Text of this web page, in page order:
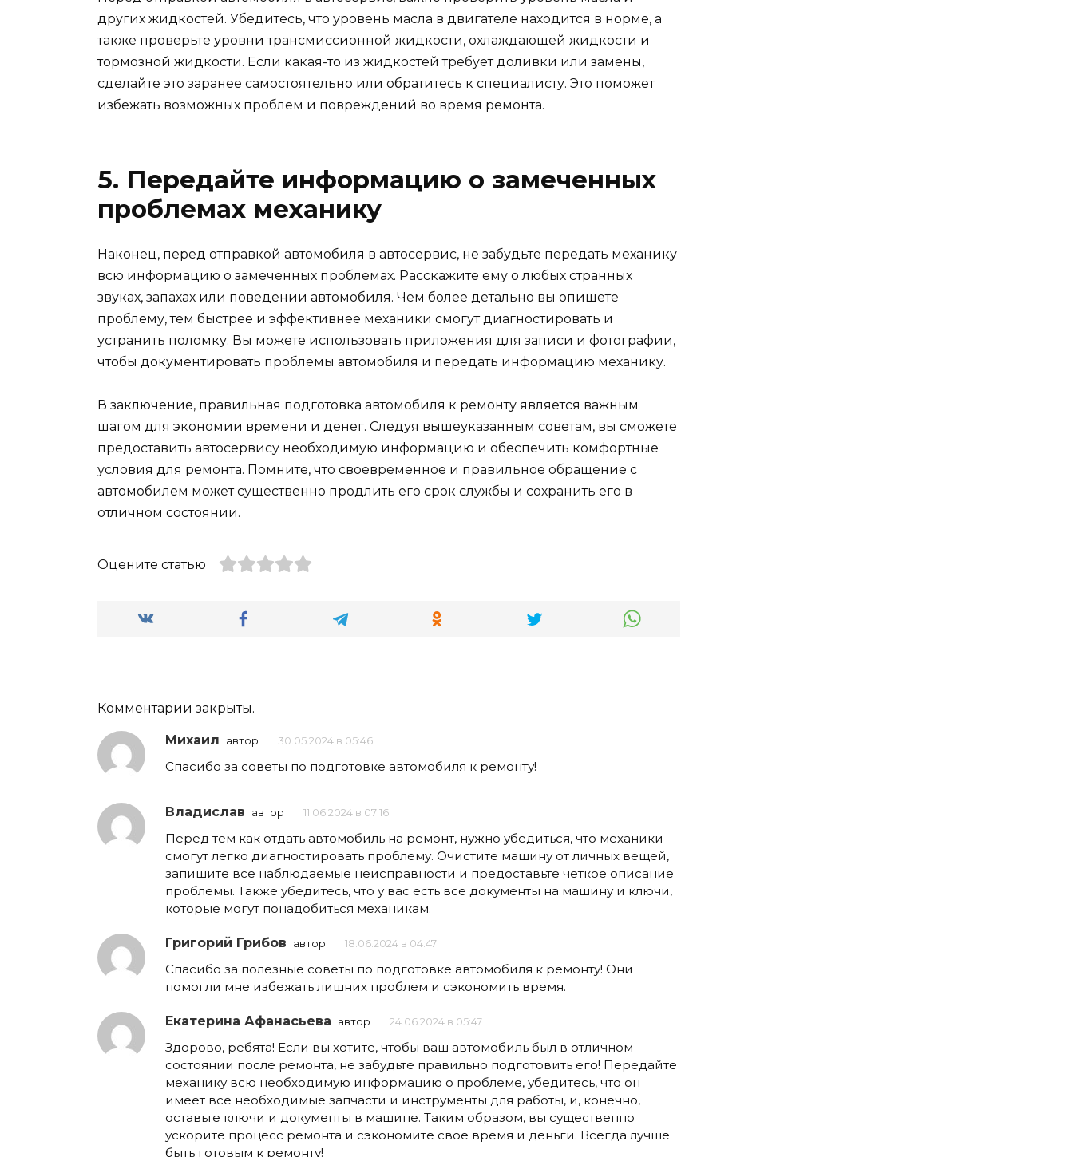
других жидкостей. Убедитесь, что уровень масла в двигателе находится в норме, а
также проверьте уровни трансмиссионной жидкости, охлаждающей жидкости и
тормозной жидкости. Если какая-то из жидкостей требует доливки или замены,
сделайте это заранее самостоятельно или обратитесь к специалисту. Это поможет
избежать возможных проблем и повреждений во время ремонта.
5. Передайте информацию о замеченных
проблемах механику
Наконец, перед отправкой автомобиля в автосервис, не забудьте передать механику
всю информацию о замеченных проблемах. Расскажите ему о любых странных
звуках, запахах или поведении автомобиля. Чем более детально вы опишете
проблему, тем быстрее и эффективнее механики смогут диагностировать и
устранить поломку. Вы можете использовать приложения для записи и фотографии,
чтобы документировать проблемы автомобиля и передать информацию механику.
В заключение, правильная подготовка автомобиля к ремонту является важным
шагом для экономии времени и денег. Следуя вышеуказанным советам, вы сможете
предоставить автосервису необходимую информацию и обеспечить комфортные
условия для ремонта. Помните, что своевременное и правильное обращение с
автомобилем может существенно продлить его срок службы и сохранить его в
отличном состоянии.
Оцените статью
Комментарии закрыты.
Михаил автор 30.05.2024 в 05:46
Спасибо за советы по подготовке автомобиля к ремонту!
Владислав автор 11.06.2024 в 07:16
Перед тем как отдать автомобиль на ремонт, нужно убедиться, что механики
смогут легко диагностировать проблему. Очистите машину от личных вещей,
запишите все наблюдаемые неисправности и предоставьте четкое описание
проблемы. Также убедитесь, что у вас есть все документы на машину и ключи,
которые могут понадобиться механикам.
Григорий Грибов автор 18.06.2024 в 04:47
Спасибо за полезные советы по подготовке автомобиля к ремонту! Они
помогли мне избежать лишних проблем и сэкономить время.
Екатерина Афанасьева автор 24.06.2024 в 05:47
Здорово, ребята! Если вы хотите, чтобы ваш автомобиль был в отличном
состоянии после ремонта, не забудьте правильно подготовить его! Передайте
механику всю необходимую информацию о проблеме, убедитесь, что он
имеет все необходимые запчасти и инструменты для работы, и, конечно,
оставьте ключи и документы в машине. Таким образом, вы существенно
ускорите процесс ремонта и сэкономите свое время и деньги. Всегда лучше
быть готовым к ремонту!